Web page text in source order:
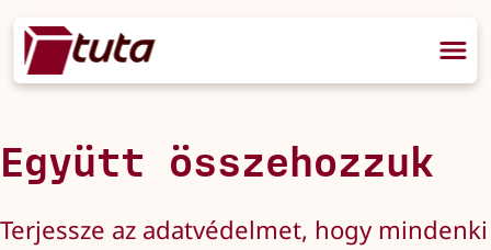
Együtt összehozzuk
Terjessze az adatvédelmet, hogy mindenki